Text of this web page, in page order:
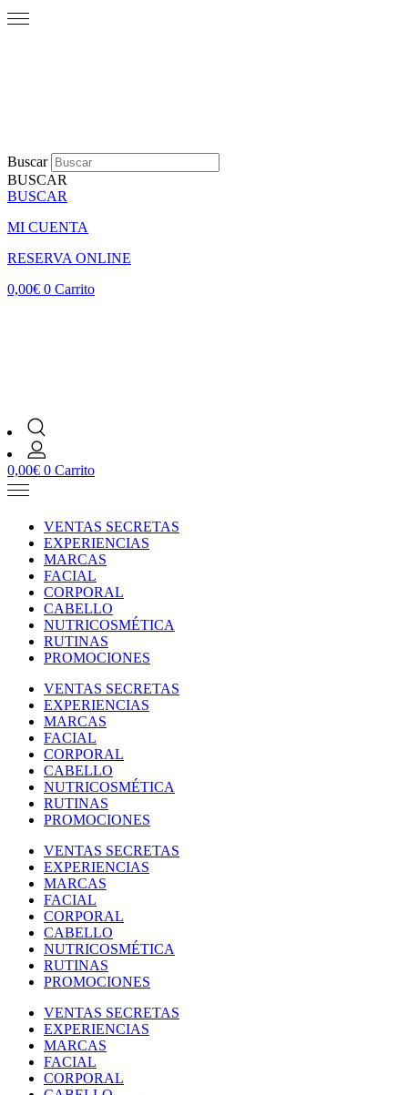
Buscar
BUSCAR
BUSCAR
MI CUENTA
RESERVA ONLINE
0,00€ 0 Carrito
0,00€ 0 Carrito
VENTAS SECRETAS
EXPERIENCIAS
MARCAS
FACIAL
CORPORAL
CABELLO
NUTRICOSMÉTICA
RUTINAS
PROMOCIONES
VENTAS SECRETAS
EXPERIENCIAS
MARCAS
FACIAL
CORPORAL
CABELLO
NUTRICOSMÉTICA
RUTINAS
PROMOCIONES
VENTAS SECRETAS
EXPERIENCIAS
MARCAS
FACIAL
CORPORAL
CABELLO
NUTRICOSMÉTICA
RUTINAS
PROMOCIONES
VENTAS SECRETAS
EXPERIENCIAS
MARCAS
FACIAL
CORPORAL